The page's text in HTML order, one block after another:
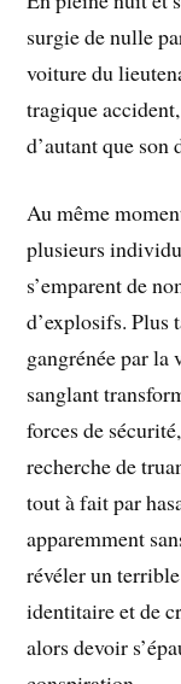
surgie de nulle
voiture du
tragique
d’autant que
Au même
plusieurs
s’emparent de
d’explosifs. Plus
gangrénée par la
sanglant
forces de
recherche de
tout à fait par
apparemment
révéler un
identitaire et de
alors devoir